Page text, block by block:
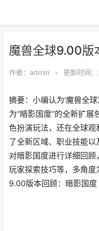
魔兽全球9.00版
作者： admin • 更新时间
摘要：小编认为‘魔兽全
为“暗影国度”的全新扩
色扮演玩法，还在全球
了全新区域、职业技能
对暗影国度进行详细回
玩家探索技巧等，多角
9.00版本回顾：暗影国度